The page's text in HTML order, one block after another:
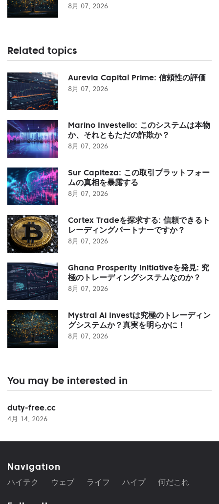
8月 07, 2026
Related topics
Aurevia Capital Prime: 信頼性の評価
8月 07, 2026
Marino Investello: このシステムは本物
か、それともただの詐欺か？
8月 07, 2026
Sur Capiteza: この取引プラットフォー
ムの真相を暴露する
8月 07, 2026
Cortex Tradeを探求する: 信頼できるト
レーディングパートナーですか？
8月 07, 2026
Ghana Prosperity Initiativeを発見: 究
極のトレーディングシステムなのか？
8月 07, 2026
Mystral Ai Investは究極のトレーディン
グシステムか？真実を明らかに！
8月 07, 2026
You may be interested in
duty-free.cc
4月 14, 2026
Navigation
ハイテク ウェブ ライフ ハイプ 何だこれ